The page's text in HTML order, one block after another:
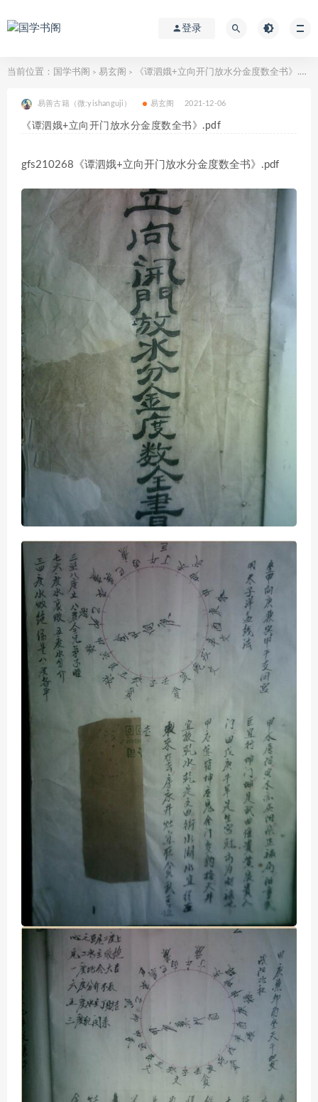
登录
当前位置： 国学书阁 > 易玄阁 > 《谭泗娥+立向开门放水分金度数全书》.pdf
易善古籍（微:yishanguji） 易玄阁 2021-12-06
《谭泗娥+立向开门放水分金度数全书》.pdf
gfs210268《谭泗娥+立向开门放水分金度数全书》.pdf